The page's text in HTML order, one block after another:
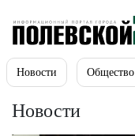
Новости Общество
Новости